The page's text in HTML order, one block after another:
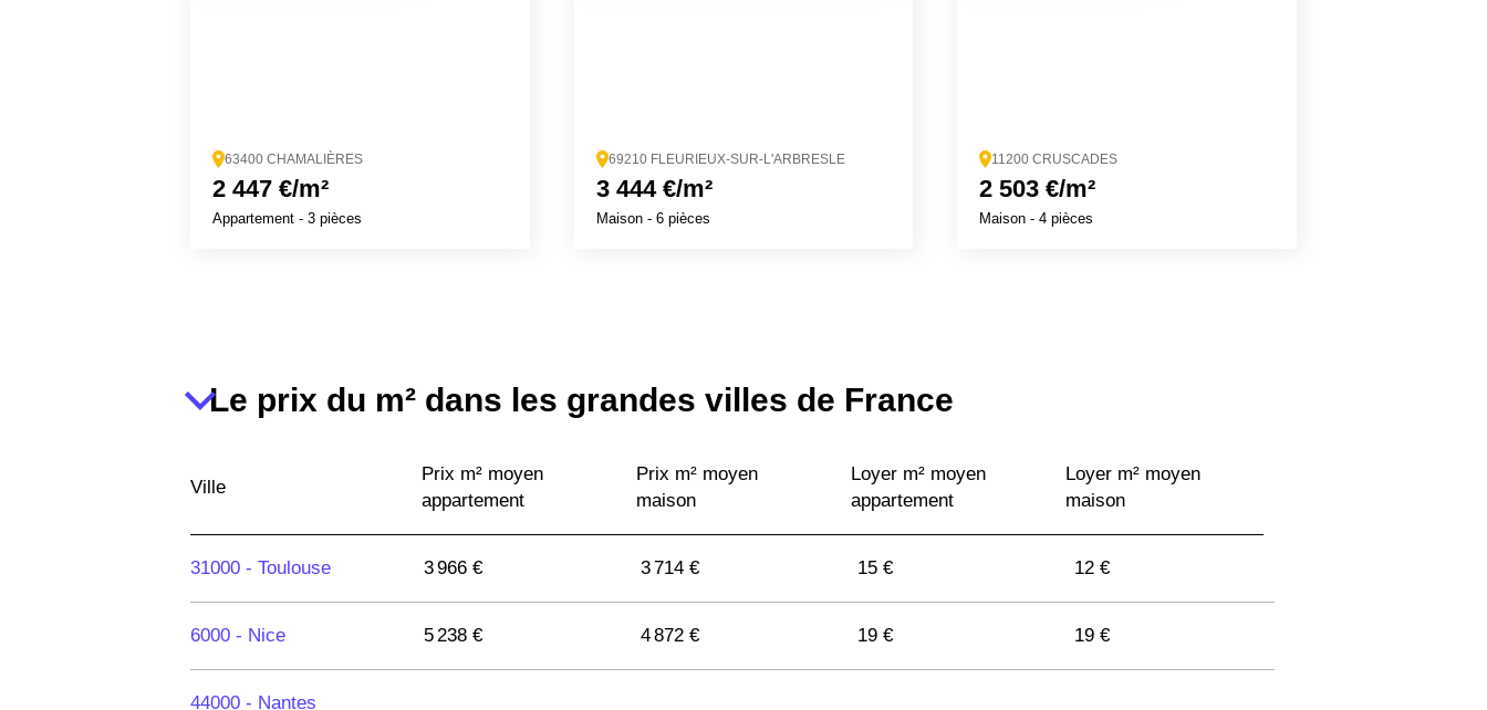
63400 CHAMALIÈRES
2 447 €/m²
Appartement - 3 pièces
69210 FLEURIEUX-SUR-L'ARBRESLE
3 444 €/m²
Maison- 6 pièces
11200 CRUSCADES
2 503 €/m²
Maison - 4 pièces
Le prix du m² dans les grandes villes de France
Ville
Prix m² moyen
appartement
Prix m² moyen
maison
Loyer m² moyen
appartement
Loyer m² moyen
maison
31000 - Toulouse 3 966 € 3 714 € 15 € 12 €
6000 - Nice 5 238 € 4 872 € 19 € 19 €
44000 - Nantes